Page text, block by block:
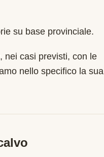
su base provinciale.
nei casi previsti, con le
nello specifico la sua